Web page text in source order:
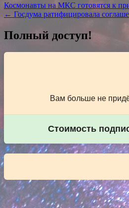
Навигация
по
записям
Космонавты на МКС готовятся к
← Госдума ратифицировала
Полный доступ!
Вам больше не
Стоимость